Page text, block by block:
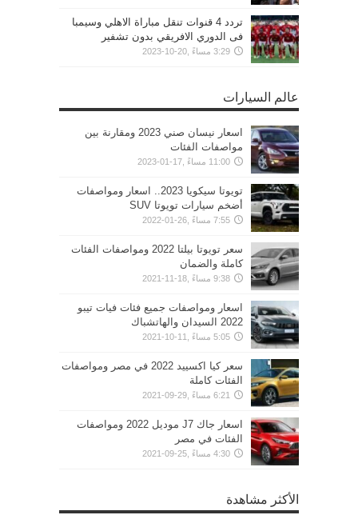
تردد 4 قنوات تنقل مباراة الاهلي وسيمبا
فى الدوري الافريقي بدون تشفير
3:29 مساءً ,20-10-2023
عالم السيارات
اسعار نيسان صني 2023 ومقارنة بين
مواصفات الفئات
11:00 مساءً ,17-01-2023
تويوتا سيكويا 2023.. اسعار ومواصفات
أضخم سيارات تويوتا SUV
7:55 مساءً ,26-01-2022
سعر تويوتا بيلتا 2022 ومواصفات الفئات
كاملة والضمان
9:38 مساءً ,18-11-2021
اسعار ومواصفات جميع فئات فيات تيبو
2022 السيدان والهاتشباك
5:05 مساءً ,11-10-2021
سعر كيا اكسييد 2022 في مصر ومواصفات
الفئات كاملة
6:21 مساءً ,29-09-2021
اسعار جاك J7 موديل 2022 ومواصفات
الفئات في مصر
4:30 مساءً ,25-09-2021
الأكثر مشاهدة